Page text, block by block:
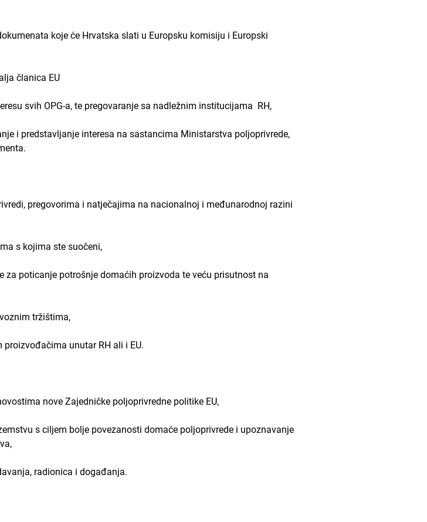
koje će Hrvatska slati u Europsku komisiju i Europski
članica EU
svih OPG-a, te pregovaranje sa nadležnim institucijama RH,
predstavljanje interesa na sastancima Ministarstva poljoprivrede,
pregovorima i natječajima na nacionalnoj i međunarodnoj razini
s kojima ste suočeni,
potrošnje domaćih proizvoda te veću prisutnost na
tržištima,
unutar RH ali i EU.
nove Zajedničke poljoprivredne politike EU,
s ciljem bolje povezanosti domaće poljoprivrede i upoznavanje
radionica i događanja.